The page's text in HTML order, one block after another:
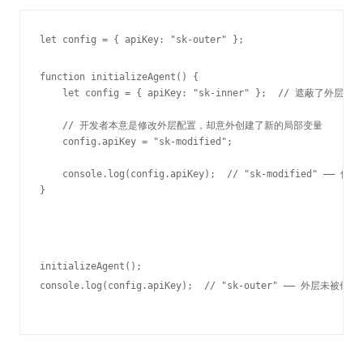
let config = { apiKey: "sk-outer" };
function initializeAgent() {
let config = { apiKey: "sk-inner" };  // 遮蔽了外层的
    // 开发者本意是修改外层配置，却意外创建了新的局部变量
    config.apiKey = "sk-modified";
console.log(config.apiKey);  // "sk-modified" —— 但只
}
initializeAgent();